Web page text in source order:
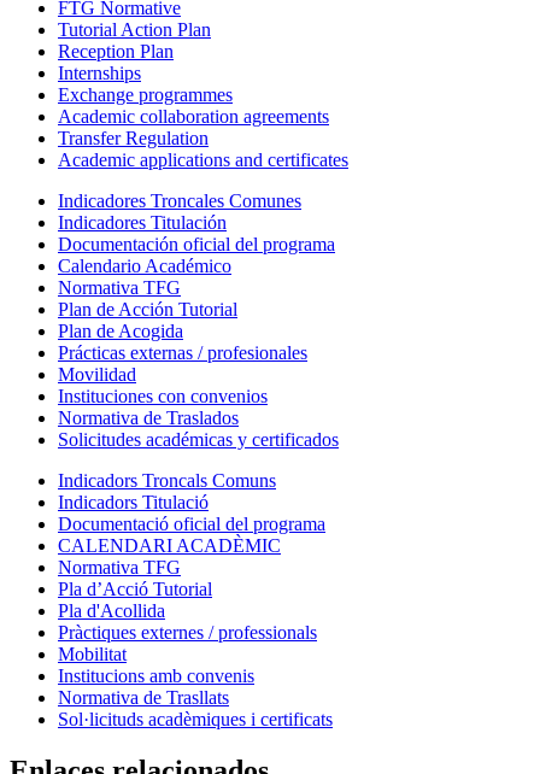
FTG Normative
Tutorial Action Plan
Reception Plan
Internships
Exchange programmes
Academic collaboration agreements
Transfer Regulation
Academic applications and certificates
Indicadores Troncales Comunes
Indicadores Titulación
Documentación oficial del programa
Calendario Académico
Normativa TFG
Plan de Acción Tutorial
Plan de Acogida
Prácticas externas / profesionales
Movilidad
Instituciones con convenios
Normativa de Traslados
Solicitudes académicas y certificados
Indicadors Troncals Comuns
Indicadors Titulació
Documentació oficial del programa
CALENDARI ACADÈMIC
Normativa TFG
Pla d’Acció Tutorial
Pla d'Acollida
Pràctiques externes / professionals
Mobilitat
Institucions amb convenis
Normativa de Trasllats
Sol·licituds acadèmiques i certificats